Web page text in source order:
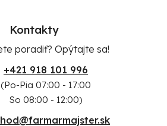
Kontakty
poradiť? Opýtajte sa!
+421 918 101 996
(Po-Pia 07:00 - 17:00
So 08:00 - 12:00)